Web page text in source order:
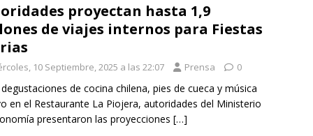
proyectan hasta 1,9
de viajes internos para Fiestas
10 Septiembre, 2025 a las 22:07 Prensa 0
de cocina chilena, pies de cueca y música
en el Restaurante La Piojera, autoridades del Ministerio
presentaron las proyecciones […]